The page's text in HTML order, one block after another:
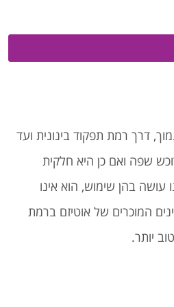
דרך רמת תפקוד בינונית ועד
שפה ואם כן היא חלקית
בהן שימוש, הוא אינו
המוכרים של אוטיזם ברמת
יותר.